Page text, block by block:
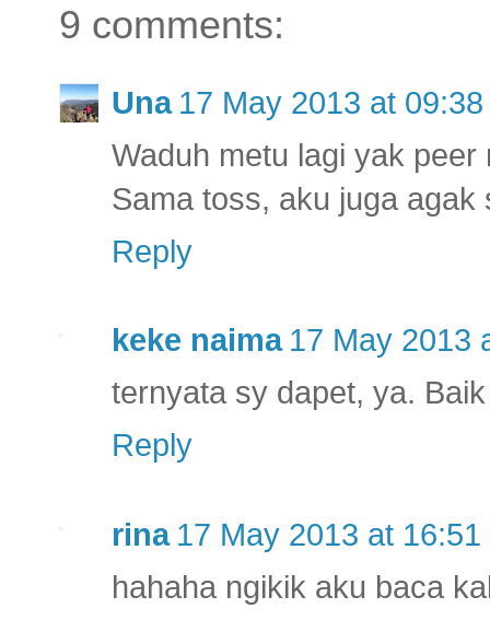
9 comments:
Una 17 May 2013 at 09:38
Waduh metu lagi yak peer
Sama toss, aku juga
Reply
keke naima 17 May 2013
ternyata sy dapet, ya.
Reply
rina 17 May 2013 at 16:51
hahaha ngikik aku baca